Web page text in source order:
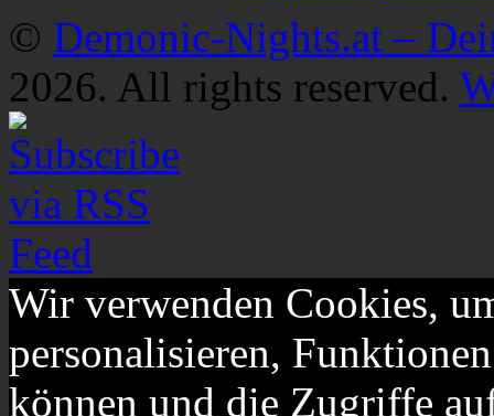
© Demonic-Nights.at –
2026. All rights reserved.
Wir verwenden Cookies,
personalisieren,
können und die Zugriffe